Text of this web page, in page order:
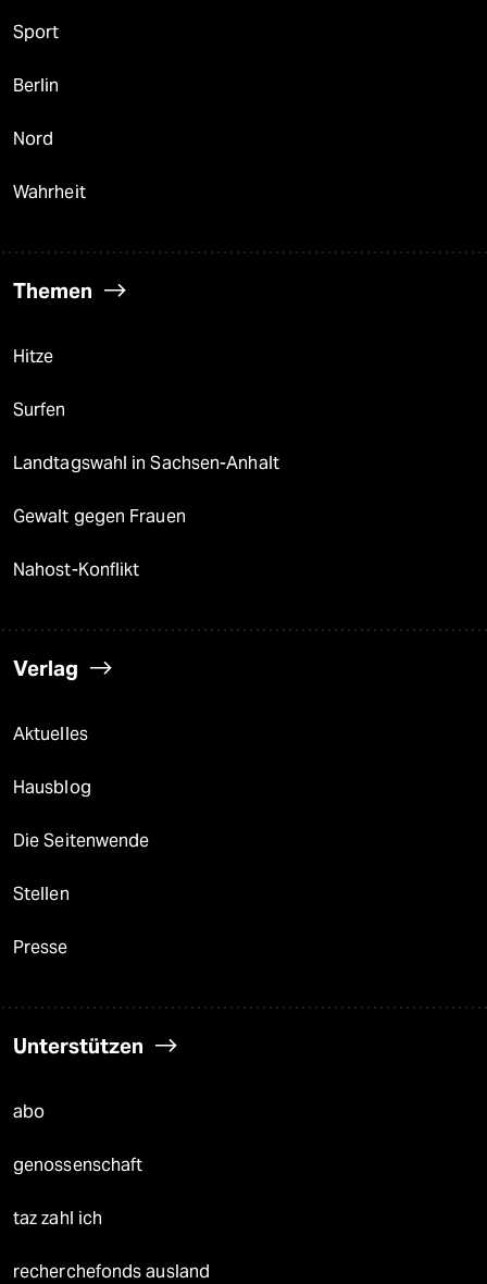
Sport
Berlin
Nord
Wahrheit
Themen
Hitze
Surfen
Landtagswahl in Sachsen-Anhalt
Gewalt gegen Frauen
Nahost-Konflikt
Verlag
Aktuelles
Hausblog
Die Seitenwende
Stellen
Presse
Unterstützen
abo
genossenschaft
taz zahl ich
recherchefonds ausland